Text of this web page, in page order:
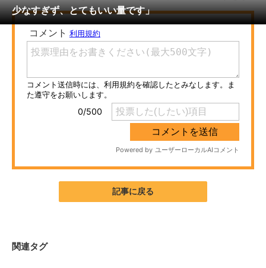
メディア
注目記事を集めた総合ページ
ITの今と未来を見通す
スマホと通信の最新トレンド
進化するPCとデバイスの未来
AI活用のいまが分かる
少なすぎず、とてもいい量です」
記事に戻る
関連タグ